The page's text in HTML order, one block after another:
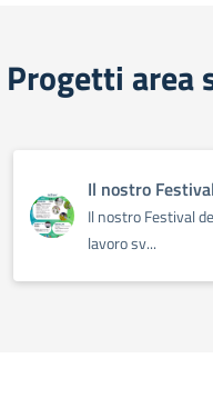
Progetti area
Il nostro
Il nostro Festival
lavoro sv...